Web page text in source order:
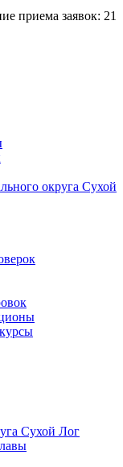
приема заявок: 21
округа Сухой
Сухой Лог